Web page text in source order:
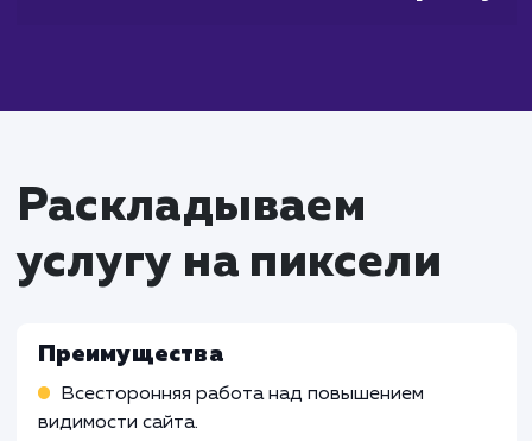
Работа SEO-специалиста
Работа над оптимизацией сайта для
Анализ конкурентов и исследование
Работа над построением внешних ссылок